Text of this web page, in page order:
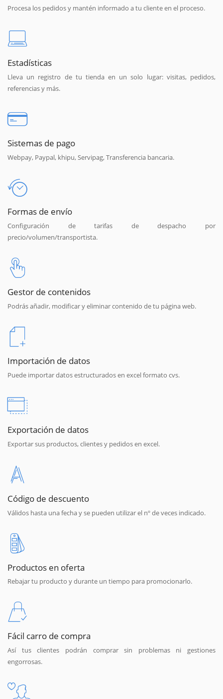
Procesa los pedidos y mantén informado a tu cliente en el proceso.
Estadísticas
Lleva un registro de tu tienda en un solo lugar: visitas, pedidos,
referencias y más.
Sistemas de pago
Webpay, Paypal, khipu, Servipag, Transferencia bancaria.
Formas de envío
Configuración de tarifas de despacho por
precio/volumen/transportista.
Gestor de contenidos
Podrás añadir, modificar y eliminar contenido de tu página web.
Importación de datos
Puede importar datos estructurados en excel formato cvs.
Exportación de datos
Exportar sus productos, clientes y pedidos en excel.
Código de descuento
Válidos hasta una fecha y se pueden utilizar el nº de veces indicado.
Productos en oferta
Rebajar tu producto y durante un tiempo para promocionarlo.
Fácil carro de compra
Así tus clientes podrán comprar sin problemas ni gestiones
engorrosas.